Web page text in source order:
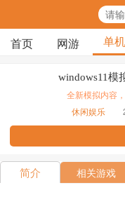
首页 网游 单机
windows11模
全新模拟内容
休闲娱乐
简介 相关游戏